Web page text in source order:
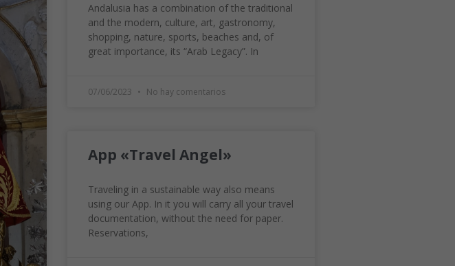
Andalusia has a combination of the traditional
and the modern, culture, art, gastronomy,
shopping, nature, sports, beaches and, of
great importance, its “Arab Legacy”. In
07/06/2023 No hay comentarios
App «Travel Angel»
Traveling in a sustainable way also means
using our App. In it you will carry all your travel
documentation, without the need for paper.
Reservations,